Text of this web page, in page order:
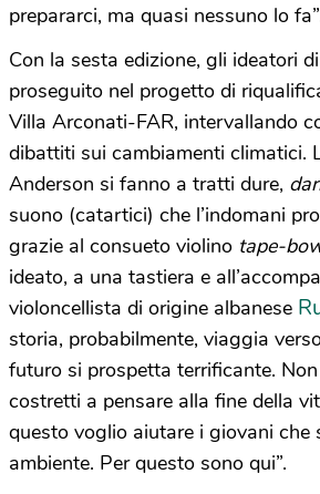
prepararci, ma quasi nessuno lo
Con la sesta edizione, gli ideatori
proseguito nel progetto di
Villa Arconati-FAR, intervallando
dibattiti sui cambiamenti climatici.
Anderson si fanno a tratti dure,
suono (catartici) che l’indomani
grazie al consueto violino tape-
ideato, a una tastiera e
violoncellista di origine albanese
storia, probabilmente, viaggia
futuro si prospetta terrificante.
costretti a pensare alla fine della
questo voglio aiutare i giovani che
ambiente. Per questo sono qui”.